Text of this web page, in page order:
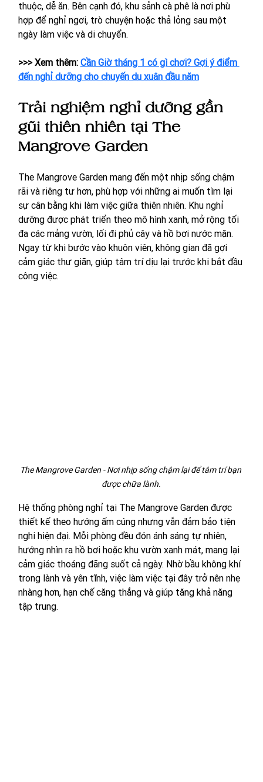
thuộc, dễ ăn. Bên cạnh đó, khu sảnh cà phê là nơi phù
hợp để nghỉ ngơi, trò chuyện hoặc thả lỏng sau một
ngày làm việc và di chuyển.
>>> Xem thêm: Cần Giờ tháng 1 có gì chơi? Gợi ý điểm
đến nghỉ dưỡng cho chuyến du xuân đầu năm
Trải nghiệm nghỉ dưỡng gần
gũi thiên nhiên tại The
Mangrove Garden
The Mangrove Garden mang đến một nhịp sống chậm
rãi và riêng tư hơn, phù hợp với những ai muốn tìm lại
sự cân bằng khi làm việc giữa thiên nhiên. Khu nghỉ
dưỡng được phát triển theo mô hình xanh, mở rộng tối
đa các mảng vườn, lối đi phủ cây và hồ bơi nước mặn.
Ngay từ khi bước vào khuôn viên, không gian đã gợi
cảm giác thư giãn, giúp tâm trí dịu lại trước khi bắt đầu
công việc.
The Mangrove Garden - Nơi nhịp sống chậm lại để tâm trí bạn
được chữa lành.
Hệ thống phòng nghỉ tại The Mangrove Garden được
thiết kế theo hướng ấm cúng nhưng vẫn đảm bảo tiện
nghi hiện đại. Mỗi phòng đều đón ánh sáng tự nhiên,
hướng nhìn ra hồ bơi hoặc khu vườn xanh mát, mang lại
cảm giác thoáng đãng suốt cả ngày. Nhờ bầu không khí
trong lành và yên tĩnh, việc làm việc tại đây trở nên nhẹ
nhàng hơn, hạn chế căng thẳng và giúp tăng khả năng
tập trung.